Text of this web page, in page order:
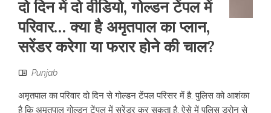
दो दिन में दो वीडियो, गोल्डन टेंपल में
परिवार… क्या है अमृतपाल का प्लान,
सरेंडर करेगा या फरार होने की चाल?
Punjab
अमृतपाल का परिवार दो दिन से गोल्डन टेंपल परिसर में है. पुलिस को आशंका
है कि अमृतपाल गोल्डन टेंपल में सरेंडर कर सकता है. ऐसे में पुलिस ड्रोन से